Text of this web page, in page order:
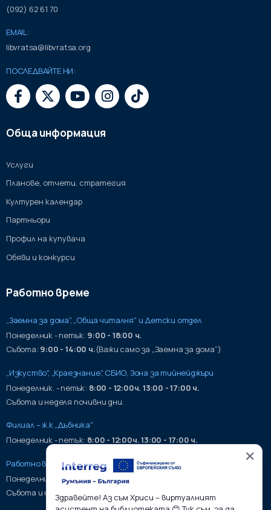
(092) 62 61 70
EMAIL:
libvratsa@libvratsa.org
ПОСЛЕДВАЙТЕ НИ:
Обща информация
Услуги
Планове, отчети, стратегия
Културен календар
Партньори
Профил на купувача
Обяви и конкурси
Работно време
„Заемна за дома", „Обща читалня" и Детски отдел
Понеделник - петък: 9:00 - 18:00 ч.
Събота: 9:00 - 14:00 ч.(Важи само за „Заемна за дома“)
„Изкуство", „Краезнание", СБИО, Зона за тийнейджъри
Понеделник. - петък: 8:00 - 12:00ч. 13:00 - 17:00 ч.
Събота и неделя почивни дни.
Филиал – ж.к „Дъбника"
Понеделник - петък: 8:00 - 12:00ч. 13:00 - 17:00 ч.
Работно време на хранилища:
Понеделник - петък:9:00 - 17:00ч.
Събота и неделя почивни дни.
✕
Здравейте! Аз съм Хриси – виртуалният